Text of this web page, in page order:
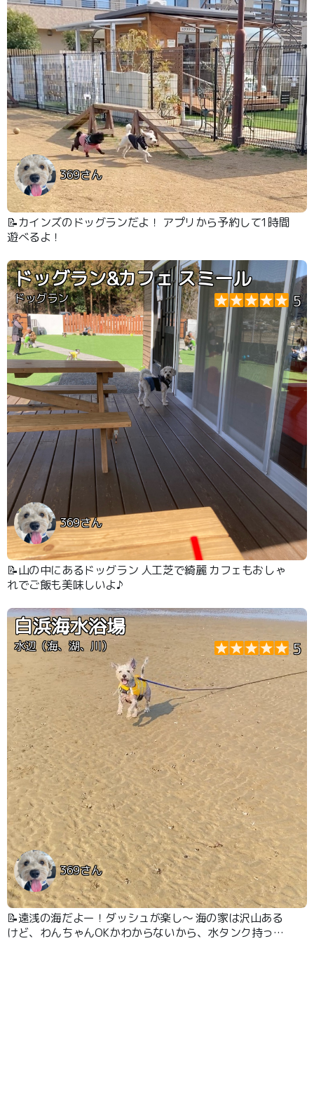
369さん
📝カインズのドッグランだよ！ アプリから予約して1時間
遊べるよ！
ドッグラン&カフェ スミール
ドッグラン 5
369さん
📝山の中にあるドッグラン 人工芝で綺麗 カフェもおしゃ
れでご飯も美味しいよ♪
白浜海水浴場
水辺（海、湖、川） 5
369さん
📝遠浅の海だよー！ダッシュが楽し〜 海の家は沢山ある
けど、わんちゃんOKかわからないから、水タンク持って